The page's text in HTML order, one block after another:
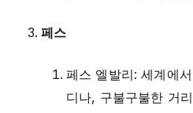
페스
페스 엘발리: 세계에
디나, 구불구불한 거